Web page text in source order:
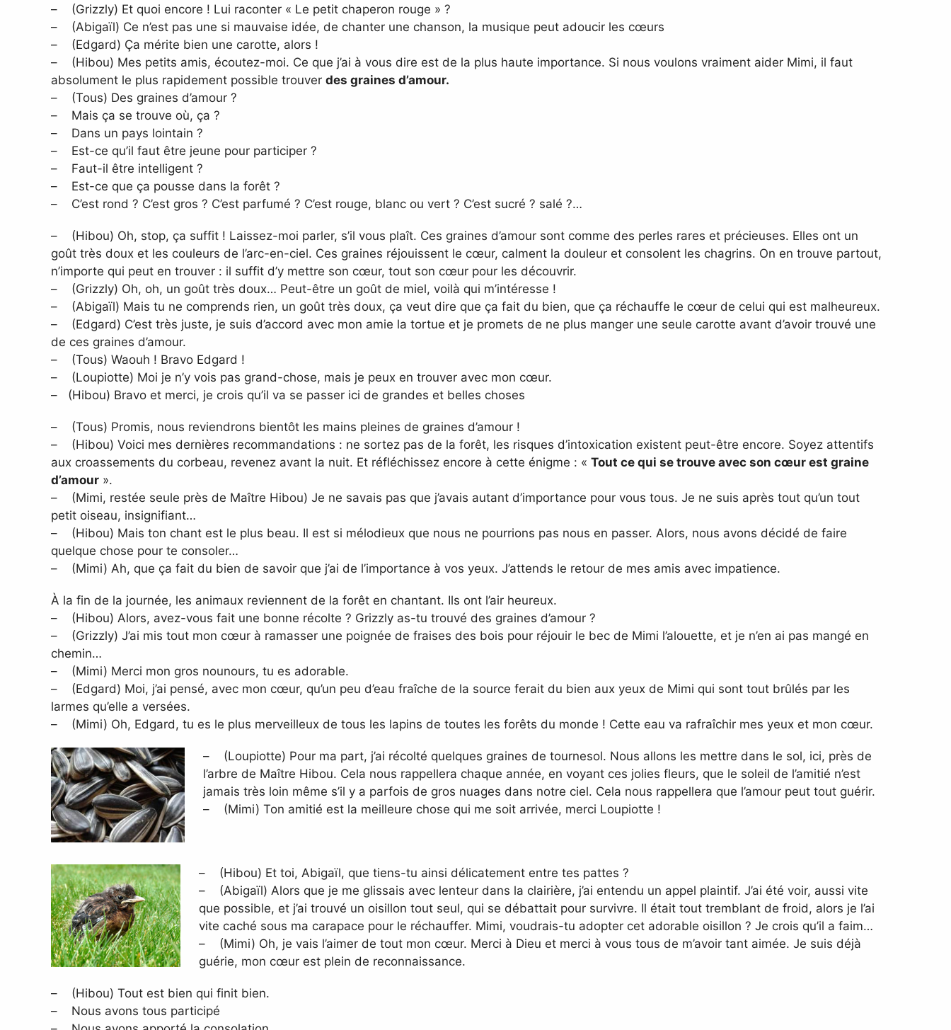
– (Grizzly) Et quoi encore ! Lui raconter « Le petit chaperon rouge » ?
– (Abigaïl) Ce n’est pas une si mauvaise idée, de chanter une chanson, la musique peut adoucir les cœurs
– (Edgard) Ça mérite bien une carotte, alors !
– (Hibou) Mes petits amis, écoutez-moi. Ce que j’ai à vous dire est de la plus haute importance. Si nous voulons vraiment aider Mimi, il faut
absolument le plus rapidement possible trouver des graines d’amour.
– (Tous) Des graines d’amour ?
– Mais ça se trouve où, ça ?
– Dans un pays lointain ?
– Est-ce qu’il faut être jeune pour participer ?
– Faut-il être intelligent ?
– Est-ce que ça pousse dans la forêt ?
– C’est rond ? C’est gros ? C’est parfumé ? C’est rouge, blanc ou vert ? C’est sucré ? salé ?…
– (Hibou) Oh, stop, ça suffit ! Laissez-moi parler, s’il vous plaît. Ces graines d’amour sont comme des perles rares et précieuses. Elles ont un
goût très doux et les couleurs de l’arc-en-ciel. Ces graines réjouissent le cœur, calment la douleur et consolent les chagrins. On en trouve partout,
n’importe qui peut en trouver : il suffit d’y mettre son cœur, tout son cœur pour les découvrir.
– (Grizzly) Oh, oh, un goût très doux… Peut-être un goût de miel, voilà qui m’intéresse !
– (Abigaïl) Mais tu ne comprends rien, un goût très doux, ça veut dire que ça fait du bien, que ça réchauffe le cœur de celui qui est malheureux.
– (Edgard) C’est très juste, je suis d’accord avec mon amie la tortue et je promets de ne plus manger une seule carotte avant d’avoir trouvé une
de ces graines d’amour.
– (Tous) Waouh ! Bravo Edgard !
– (Loupiotte) Moi je n’y vois pas grand-chose, mais je peux en trouver avec mon cœur.
– (Hibou) Bravo et merci, je crois qu’il va se passer ici de grandes et belles choses
– (Tous) Promis, nous reviendrons bientôt les mains pleines de graines d’amour !
– (Hibou) Voici mes dernières recommandations : ne sortez pas de la forêt, les risques d’intoxication existent peut-être encore. Soyez attentifs
aux croassements du corbeau, revenez avant la nuit. Et réfléchissez encore à cette énigme : « Tout ce qui se trouve avec son cœur est graine
d’amour ».
– (Mimi, restée seule près de Maître Hibou) Je ne savais pas que j’avais autant d’importance pour vous tous. Je ne suis après tout qu’un tout
petit oiseau, insignifiant…
– (Hibou) Mais ton chant est le plus beau. Il est si mélodieux que nous ne pourrions pas nous en passer. Alors, nous avons décidé de faire
quelque chose pour te consoler…
– (Mimi) Ah, que ça fait du bien de savoir que j’ai de l’importance à vos yeux. J’attends le retour de mes amis avec impatience.
À la fin de la journée, les animaux reviennent de la forêt en chantant. Ils ont l’air heureux.
– (Hibou) Alors, avez-vous fait une bonne récolte ? Grizzly as-tu trouvé des graines d’amour ?
– (Grizzly) J’ai mis tout mon cœur à ramasser une poignée de fraises des bois pour réjouir le bec de Mimi l’alouette, et je n’en ai pas mangé en
chemin…
– (Mimi) Merci mon gros nounours, tu es adorable.
– (Edgard) Moi, j’ai pensé, avec mon cœur, qu’un peu d’eau fraîche de la source ferait du bien aux yeux de Mimi qui sont tout brûlés par les
larmes qu’elle a versées.
– (Mimi) Oh, Edgard, tu es le plus merveilleux de tous les lapins de toutes les forêts du monde ! Cette eau va rafraîchir mes yeux et mon cœur.
– (Loupiotte) Pour ma part, j’ai récolté quelques graines de tournesol. Nous allons les mettre dans le sol, ici, près de
l’arbre de Maître Hibou. Cela nous rappellera chaque année, en voyant ces jolies fleurs, que le soleil de l’amitié n’est
jamais très loin même s’il y a parfois de gros nuages dans notre ciel. Cela nous rappellera que l’amour peut tout guérir.
– (Mimi) Ton amitié est la meilleure chose qui me soit arrivée, merci Loupiotte !
– (Hibou) Et toi, Abigaïl, que tiens-tu ainsi délicatement entre tes pattes ?
– (Abigaïl) Alors que je me glissais avec lenteur dans la clairière, j’ai entendu un appel plaintif. J’ai été voir, aussi vite
que possible, et j’ai trouvé un oisillon tout seul, qui se débattait pour survivre. Il était tout tremblant de froid, alors je l’ai
vite caché sous ma carapace pour le réchauffer. Mimi, voudrais-tu adopter cet adorable oisillon ? Je crois qu’il a faim…
– (Mimi) Oh, je vais l’aimer de tout mon cœur. Merci à Dieu et merci à vous tous de m’avoir tant aimée. Je suis déjà
guérie, mon cœur est plein de reconnaissance.
– (Hibou) Tout est bien qui finit bien.
– Nous avons tous participé